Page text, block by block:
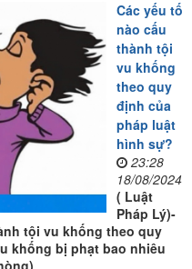
Các yếu tố
nào cấu
thành tội
vu khống
theo quy
định của
pháp luật
hình sự?
23:28
18/08/2024
( Luật
Pháp Lý)-
tội vu khống theo quy
khống bị phạt bao nhiêu